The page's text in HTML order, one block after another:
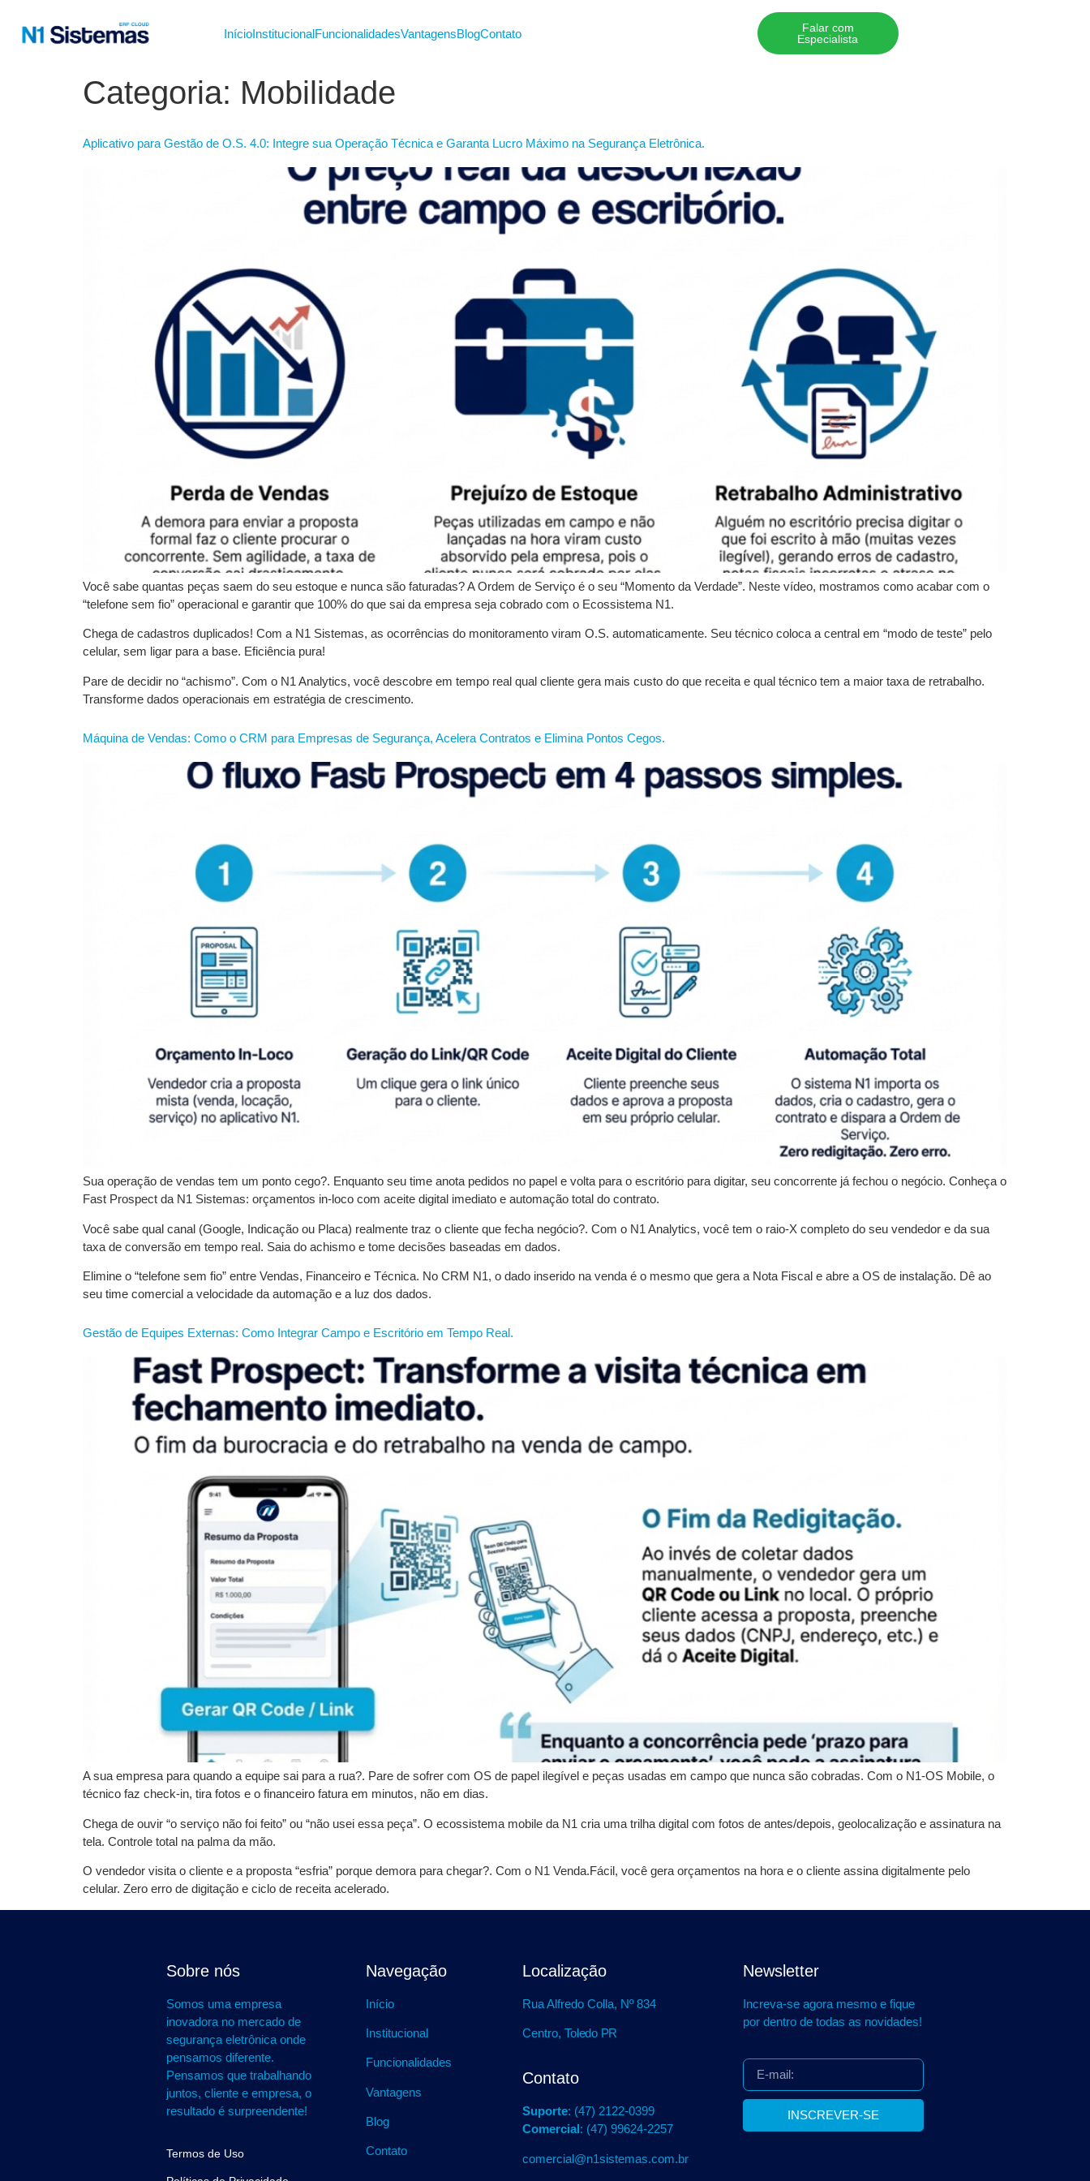
InícioInstitucionalFuncionalidadesVantagensBlogContato
Falar com
Especialista
Categoria: Mobilidade
Aplicativo para Gestão de O.S. 4.0: Integre sua Operação Técnica e Garanta Lucro Máximo na Segurança Eletrônica.
Você sabe quantas peças saem do seu estoque e nunca são faturadas? A Ordem de Serviço é o seu “Momento da Verdade”. Neste vídeo, mostramos como acabar com o
“telefone sem fio” operacional e garantir que 100% do que sai da empresa seja cobrado com o Ecossistema N1.
Chega de cadastros duplicados! Com a N1 Sistemas, as ocorrências do monitoramento viram O.S. automaticamente. Seu técnico coloca a central em “modo de teste” pelo
celular, sem ligar para a base. Eficiência pura!
Pare de decidir no “achismo”. Com o N1 Analytics, você descobre em tempo real qual cliente gera mais custo do que receita e qual técnico tem a maior taxa de retrabalho.
Transforme dados operacionais em estratégia de crescimento.
Máquina de Vendas: Como o CRM para Empresas de Segurança, Acelera Contratos e Elimina Pontos Cegos.
Sua operação de vendas tem um ponto cego?. Enquanto seu time anota pedidos no papel e volta para o escritório para digitar, seu concorrente já fechou o negócio. Conheça o
Fast Prospect da N1 Sistemas: orçamentos in-loco com aceite digital imediato e automação total do contrato.
Você sabe qual canal (Google, Indicação ou Placa) realmente traz o cliente que fecha negócio?. Com o N1 Analytics, você tem o raio-X completo do seu vendedor e da sua
taxa de conversão em tempo real. Saia do achismo e tome decisões baseadas em dados.
Elimine o “telefone sem fio” entre Vendas, Financeiro e Técnica. No CRM N1, o dado inserido na venda é o mesmo que gera a Nota Fiscal e abre a OS de instalação. Dê ao
seu time comercial a velocidade da automação e a luz dos dados.
Gestão de Equipes Externas: Como Integrar Campo e Escritório em Tempo Real.
A sua empresa para quando a equipe sai para a rua?. Pare de sofrer com OS de papel ilegível e peças usadas em campo que nunca são cobradas. Com o N1-OS Mobile, o
técnico faz check-in, tira fotos e o financeiro fatura em minutos, não em dias.
Chega de ouvir “o serviço não foi feito” ou “não usei essa peça”. O ecossistema mobile da N1 cria uma trilha digital com fotos de antes/depois, geolocalização e assinatura na
tela. Controle total na palma da mão.
O vendedor visita o cliente e a proposta “esfria” porque demora para chegar?. Com o N1 Venda.Fácil, você gera orçamentos na hora e o cliente assina digitalmente pelo
celular. Zero erro de digitação e ciclo de receita acelerado.
Sobre nós
Somos uma empresa
inovadora no mercado de
segurança eletrônica onde
pensamos diferente.
Pensamos que trabalhando
juntos, cliente e empresa, o
resultado é surpreendente!
Termos de Uso
Navegação
Início
Institucional
Funcionalidades
Vantagens
Blog
Contato
Localização
Rua Alfredo Colla, Nº 834
Centro,Toledo PR
Contato
Suporte: (47) 2122-0399
Comercial: (47) 99624-2257
comercial@n1sistemas.com.br
Newsletter
Increva-se agora mesmo e fique
por dentro de todas as novidades!
INSCREVER-SE